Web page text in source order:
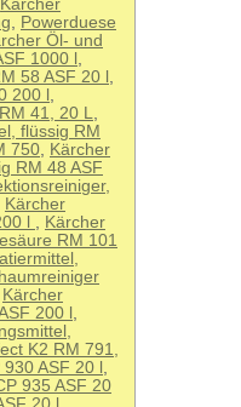
Kärcher
, Powerduese
Öl- und
1000 l ,
58 ASF 20 l ,
200 l ,
41, 20 L,
flüssig RM
750, Kärcher
RM 48 ASF
Kärcher
l , Kärcher
RM 101
Kärcher
200 l ,
K2 RM 791,
ASF 20 l ,
935 ASF 20